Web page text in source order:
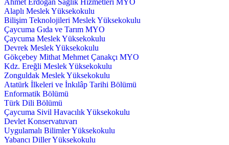
Ahmet Erdoğan Sağlık Hizmetleri MYO
Alaplı Meslek Yüksekokulu
Bilişim Teknolojileri Meslek Yüksekokulu
Çaycuma Gıda ve Tarım MYO
Çaycuma Meslek Yüksekokulu
Devrek Meslek Yüksekokulu
Gökçebey Mithat Mehmet Çanakçı MYO
Kdz. Ereğli Meslek Yüksekokulu
Zonguldak Meslek Yüksekokulu
Atatürk İlkeleri ve İnkılâp Tarihi Bölümü
Enformatik Bölümü
Türk Dili Bölümü
Çaycuma Sivil Havacılık Yüksekokulu
Devlet Konservatuvarı
Uygulamalı Bilimler Yüksekokulu
Yabancı Diller Yüksekokulu